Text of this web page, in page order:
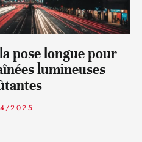
pose longue pour
lumineuses
2025